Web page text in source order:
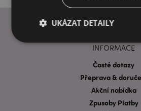
INFORMACE
Časté dotazy
Přeprava &
Akční nabídka
Zpusoby Platby
UKÁZAT DETAILY
Bezpodmínečně nutné soubory
Cílení souborů
funkce webových stránek, jako je